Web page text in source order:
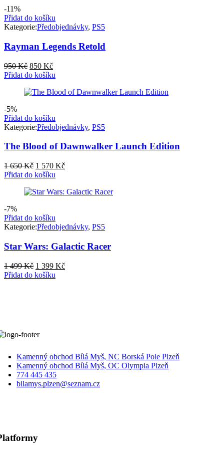
-11%
Přidat do košíku
Kategorie:Předobjednávky, PS5
Rayman Legends Retold
950Kč Původní
cena
950 Kč.
850 KčAktuální
cena
850 Kč.
Přidat do košíku
-5%
Přidat do košíku
Kategorie:Předobjednávky, PS5
The Blood of Dawnwalker​ Launch Edition
1 650Kč Původní
cena
1
1 570 KčAktuální
1
Přidat do košíku
-7%
Přidat do košíku
Kategorie:Předobjednávky, PS5
Star Wars: Galactic Racer
1 499Kč Původní
cena
1 399 KčAktuální
Přidat do košíku
Kamenný obchod Bílá Myš, NC Borská Pole Plzeň
Kamenný obchod Bílá Myš, OC Olympia Plzeň
774 445 435
bilamys.plzen@seznam.cz